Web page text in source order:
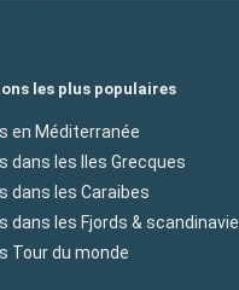
les plus populaires
en Méditerranée
dans les Iles Grecques
dans les Caraibes
dans les Fjords & scandinavie
Tour du monde